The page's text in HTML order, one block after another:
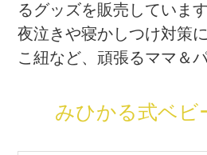
るグッズを販売しています
夜泣きや寝かしつけ対策
こ紐など、頑張るママ＆
みひかる式ベビ